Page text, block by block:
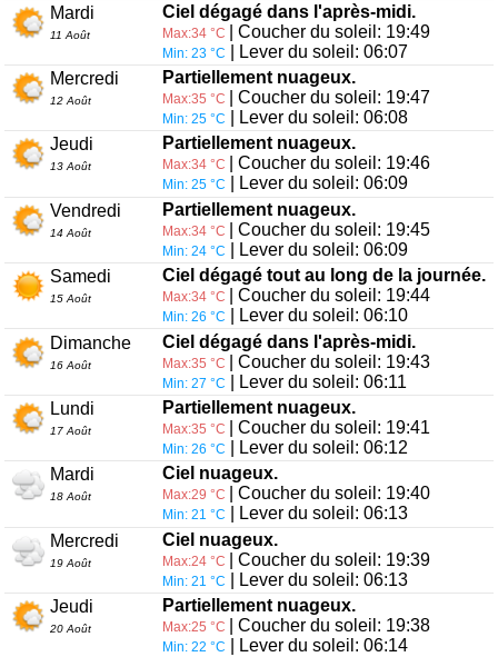
Mardi
11 Août
Ciel dégagé dans l'après-midi.
Max:34 °C | Coucher du soleil: 19:49
Min: 23 °C
| Lever du soleil: 06:07
Mercredi
12 Août
Partiellement nuageux.
Max:35 °C | Coucher du soleil: 19:47
Min: 25 °C
| Lever du soleil: 06:08
Jeudi
13 Août
Partiellement nuageux.
Max:34 °C | Coucher du soleil: 19:46
Min: 25 °C
| Lever du soleil: 06:09
Vendredi
14 Août
Partiellement nuageux.
Max:34 °C | Coucher du soleil: 19:45
Min: 24 °C
| Lever du soleil: 06:09
Samedi
15 Août
Ciel dégagé tout au long de la journée.
Max:34 °C | Coucher du soleil: 19:44
Min: 26 °C
| Lever du soleil: 06:10
Dimanche
16 Août
Ciel dégagé dans l'après-midi.
Max:35 °C | Coucher du soleil: 19:43
Min: 27 °C
| Lever du soleil: 06:11
Lundi
17 Août
Partiellement nuageux.
Max:35 °C | Coucher du soleil: 19:41
Min: 26 °C
| Lever du soleil: 06:12
Mardi
18 Août
Ciel nuageux.
Max:29 °C | Coucher du soleil: 19:40
Min: 21 °C
| Lever du soleil: 06:13
Mercredi
19 Août
Ciel nuageux.
Max:24 °C | Coucher du soleil: 19:39
Min: 21 °C
| Lever du soleil: 06:13
Jeudi
20 Août
Partiellement nuageux.
Max:25 °C | Coucher du soleil: 19:38
Min: 22 °C
| Lever du soleil: 06:14